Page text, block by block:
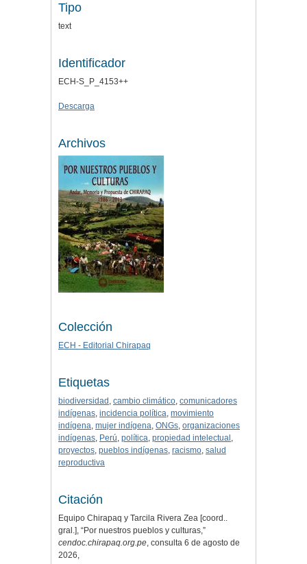
Tipo
text
Identificador
ECH-S_P_4153++
Descarga
Archivos
Colección
ECH - Editorial Chirapaq
Etiquetas
biodiversidad , cambio climático, comunicadores
indígenas, incidencia política, movimiento
indígena, mujer indígena, ONGs, organizaciones
indígenas, Perú, política, propiedad intelectual ,
proyectos, pueblos indígenas, racismo, salud
reproductiva
Citación
Equipo Chirapaq y Tarcila Rivera Zea [coord..
gral.], “Por nuestros pueblos y culturas,”
cendoc.chirapaq.org.pe, consulta 6 de agosto de
2026,